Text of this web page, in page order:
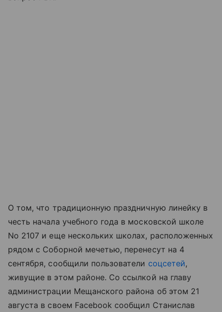
О том, что традиционную праздничную линейку в
честь начала учебного года в московской школе
No 2107 и еще нескольких школах, расположенных
рядом с Соборной мечетью, перенесут на 4
сентября, сообщили пользователи соцсетей,
живущие в этом районе. Со ссылкой на главу
администрации Мещанского района об этом 21
августа в своем Facebook сообщил Станислав